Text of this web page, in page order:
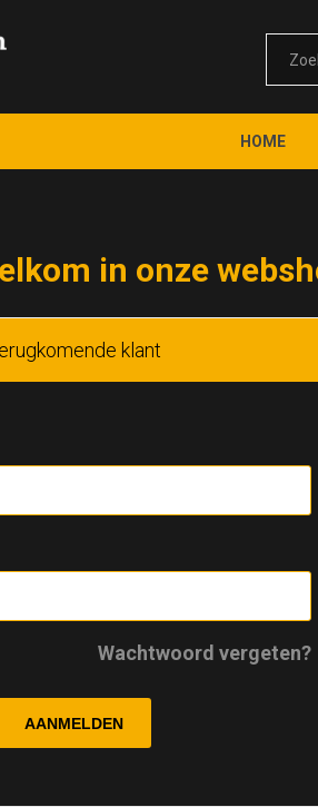
HOME
in onze
klant
Wachtwoord vergeten?